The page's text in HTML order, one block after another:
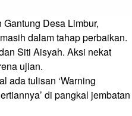
Desa Limbur,
dalam tahap perbaikan.
Siti Aisyah. Aksi nekat
ujian.
ada tulisan ‘Warning
di pangkal jembatan